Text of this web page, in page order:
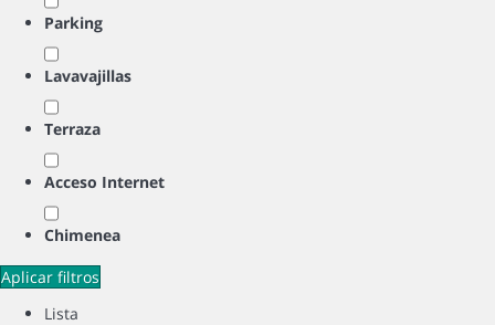
Parking
Lavavajillas
Terraza
Acceso Internet
Chimenea
Aplicar filtros
Lista